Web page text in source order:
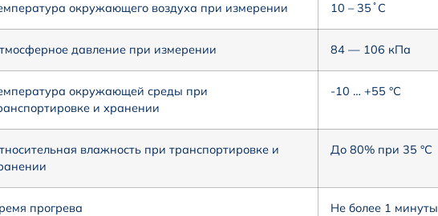
окружающего воздуха при измерении 10 – 35 ̊ С
давление при измерении 84 — 106 кПа
окружающей среды при
и хранении
-10 … +55 °С
влажность при транспортировке и
До 80% при 35 °С
прогрева Не более 1 минуты